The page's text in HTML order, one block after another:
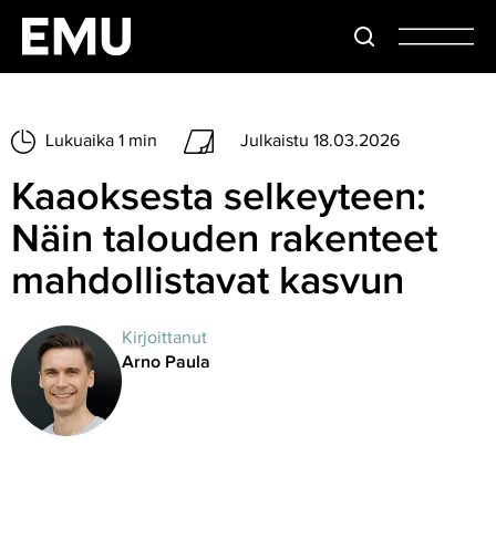
Lukuaika 1 min Julkaistu 18.03.2026
Kaaoksesta selkeyteen:
Näin talouden rakenteet
mahdollistavat kasvun
Kirjoittanut
Arno Paula